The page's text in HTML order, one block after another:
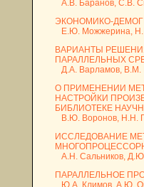
А.В. Баранов, С.В.
ЭКОНОМИКО-
Е.Ю. Можжерина,
ВАРИАНТЫ
ПАРАЛЛЕЛЬНЫХ
Д.А. Варламов, В.М.
О ПРИМЕНЕНИИ
НАСТРОЙКИ
БИБЛИОТЕКЕ
В.Ю. Воронов, Н.Н.
ИССЛЕДОВАНИЕ
А.Н. Сальников,
ПАРАЛЛЕЛЬНОЕ
Ю.А. Климов, А.Ю.